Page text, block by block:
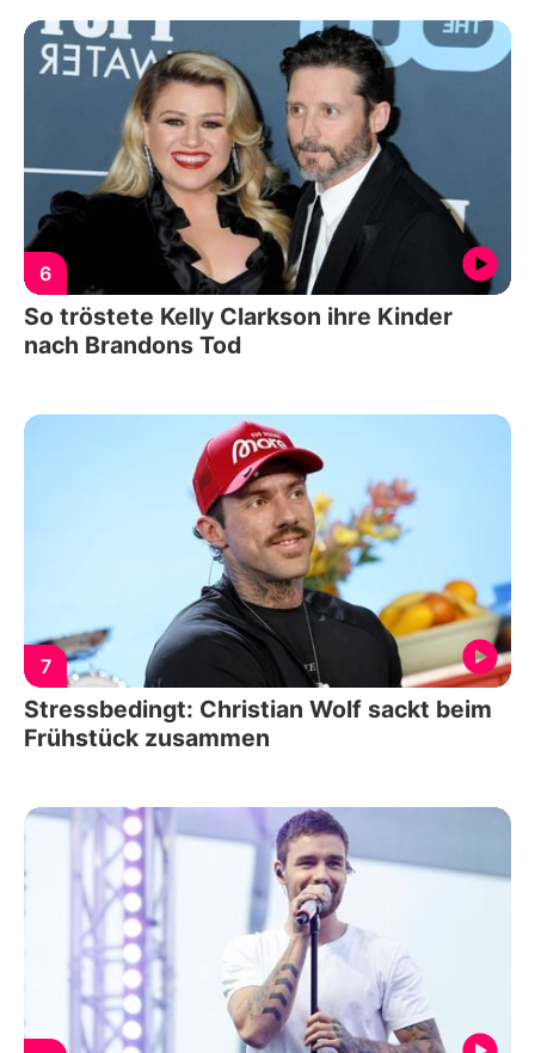
6
So tröstete Kelly Clarkson ihre Kinder
nach Brandons Tod
7
Stressbedingt: Christian Wolf sackt beim
Frühstück zusammen